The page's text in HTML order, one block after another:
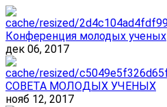
Конференция молодых ученых
дек 06, 2017
СОВЕТА МОЛОДЫХ УЧЕНЫХ
нояб 12, 2017